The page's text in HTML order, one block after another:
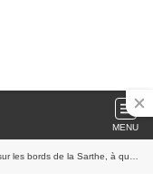
MENU
Sarthe, à quelque distance de Solesmes